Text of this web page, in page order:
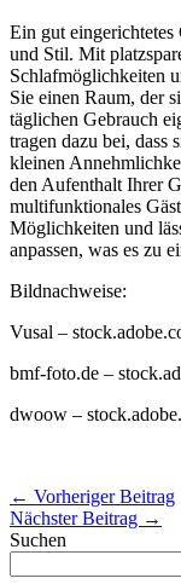
Ein gut
und Stil. Mit
Schlafmöglichkeiten
Sie einen Raum, der
täglichen Gebrauch
tragen dazu bei,
kleinen
den Aufenthalt Ihrer
multifunktionales
Möglichkeiten und
anpassen, was es zu
Bildnachweise:
Vusal –
bmf-foto.de –
dwoow –
← Vorheriger Beitrag
Nächster Beitrag →
Suchen